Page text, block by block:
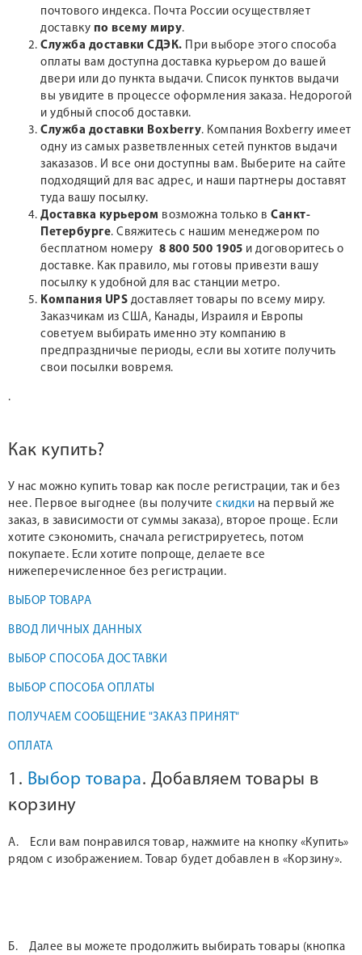
почтового индекса. Почта России осуществляет
доставку по всему миру.
Служба доставки СДЭК. При выборе этого способа
оплаты вам доступна доставка курьером до вашей
двери или до пункта выдачи. Список пунктов выдачи
вы увидите в процессе оформления заказа. Недорогой
и удбный способ доставки.
Служба доставки Boxberry. Компания Boxberry имеет
одну из самых разветвленных сетей пунктов выдачи
заказазов. И все они доступны вам. Выберите на сайте
подходящий для вас адрес, и наши партнеры доставят
туда вашу посылку.
Доставка курьером возможна только в Санкт-
Петербурге. Свяжитесь с нашим менеджером по
бесплатном номеру 8 800 500 1905 и договоритесь о
доставке. Как правило, мы готовы привезти вашу
посылку к удобной для вас станции метро.
Компания UPS доставляет товары по всему миру.
Заказчикам из США, Канады, Израиля и Европы
советуем выбирать именно эту компанию в
предпраздничые периоды, если вы хотите получить
свои посылки вовремя.
.
Как купить?
У нас можно купить товар как после регистрации, так и без
нее. Первое выгоднее (вы получите скидки на первый же
заказ, в зависимости от суммы заказа), второе проще. Если
хотите сэкономить, сначала регистрируетесь, потом
покупаете. Если хотите попроще, делаете все
нижеперечисленное без регистрации.
ВЫБОР ТОВАРА
ВВОД ЛИЧНЫХ ДАННЫХ
ВЫБОР СПОСОБА ДОСТАВКИ
ВЫБОР СПОСОБА ОПЛАТЫ
ПОЛУЧАЕМ СООБЩЕНИЕ "ЗАКАЗ ПРИНЯТ"
ОПЛАТА
1. Выбор товара. Добавляем товары в
корзину
А. Если вам понравился товар, нажмите на кнопку «Купить»
рядом с изображением. Товар будет добавлен в «Корзину».
Б. Далее вы можете продолжить выбирать товары (кнопка